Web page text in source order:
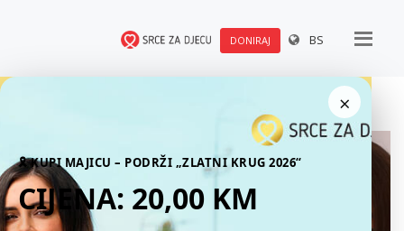
DONIRAJ BS
×
🎗 KUPI MAJICU – PODRŽI „ZLATNI KRUG 2026“
CIJENA: 20,00 KM